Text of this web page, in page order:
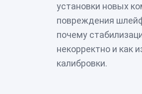
установки новых
повреждения
почему
некорректно и как
калибровки.